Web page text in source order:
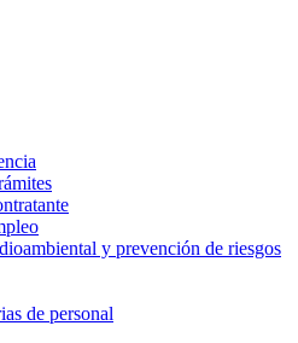
y prevención de riesgos
de personal